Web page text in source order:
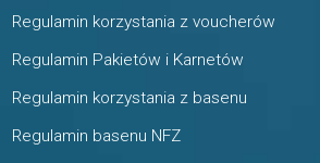
Regulamin korzystania z voucherów
Regulamin Pakietów i Karnetów
Regulamin korzystania z basenu
Regulamin basenu NFZ